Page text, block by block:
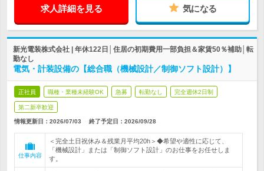
求人詳細を見る 気になる
新光電装株式会社 | 年休122日│住居の初期費用一部負担＆家賃50％補助│転
勤なし
電気・計装設備の【総合職（機械設計／制御ソフト設計）】
正社員 職種・業種未経験OK 急募 転勤なし 完全週休2日制
第二新卒歓迎
情報更新日：2026/07/03 終了予定日： 2026/09/28
仕事内容
＜完全土日祝休み＆残業月平均20h＞◆希望や適性に応じて、
「機械設計」または「制御ソフト設計」のお仕事をお任せしま
す。